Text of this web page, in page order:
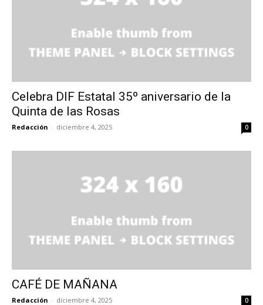
Celebra DIF Estatal 35º aniversario de la
Quinta de las Rosas
Redacción - diciembre 4, 2025 0
CAFÉ DE MAÑANA
Redacción - diciembre 4, 2025 0